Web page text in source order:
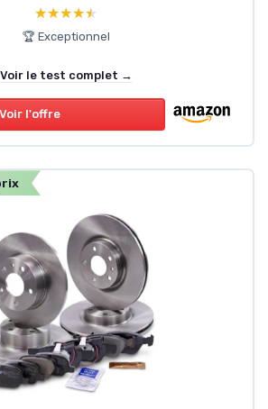
★★★★★
★★★★★
🏆 Exceptionnel
Voir le test complet →
Voir l'offre